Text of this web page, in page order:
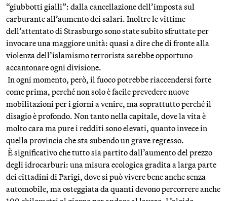
“giubbotti gialli”: dalla cancellazione dell’imposta sul
carburante all’aumento dei salari. Inoltre le vittime
dell’attentato di Strasburgo sono state subito sfruttate per
invocare una maggiore unità: quasi a dire che di fronte alla
violenza dell’islamismo terrorista sarebbe opportuno
accantonare ogni divisione.
In ogni momento, però, il fuoco potrebbe riaccendersi forte
come prima, perché non solo è facile prevedere nuove
mobilitazioni per i giorni a venire, ma soprattutto perché il
disagio è profondo. Non tanto nella capitale, dove la vita è
molto cara ma pure i redditi sono elevati, quanto invece in
quella provincia che sta subendo un grave regresso.
È significativo che tutto sia partito dall’aumento del prezzo
degli idrocarburi: una misura ecologica gradita a larga parte
dei cittadini di Parigi, dove si può vivere bene anche senza
automobile, ma osteggiata da quanti devono percorrere anche